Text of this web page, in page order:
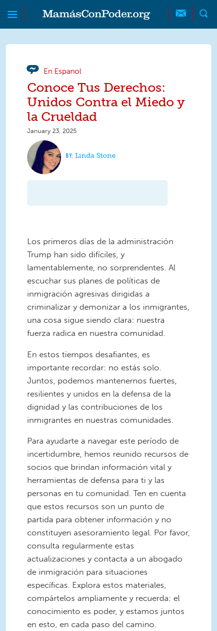
Skip to main content
Skip to main content
MamásConPoder
En Espanol
Conoce Tus Derechos:
Unidos Contra el Miedo y
la Crueldad
January 23, 2025
Linda Stone
Los primeros días de la administración
Trump han sido difíciles, y
lamentablemente, no sorprendentes. Al
escuchar sus planes de políticas de
inmigración agresivas dirigidas a
criminalizar y demonizar a los inmigrantes,
una cosa sigue siendo clara: nuestra
fuerza radica en nuestra comunidad.
En estos tiempos desafiantes, es
importante recordar: no estás solo.
Juntos, podemos mantenernos fuertes,
resilientes y unidos en la defensa de la
dignidad y las contribuciones de los
inmigrantes en nuestras comunidades.
Para ayudarte a navegar este período de
incertidumbre, hemos reunido recursos de
socios que brindan información vital y
herramientas de defensa para ti y las
personas en tu comunidad. Ten en cuenta
que estos recursos son un punto de
partida para obtener información y no
constituyen asesoramiento legal. Por favor,
consulta regularmente estas
actualizaciones y contacta a un abogado
de inmigración para situaciones
específicas. Explora estos materiales,
compártelos ampliamente y recuerda: el
conocimiento es poder, y estamos juntos
en esto, en cada paso del camino.